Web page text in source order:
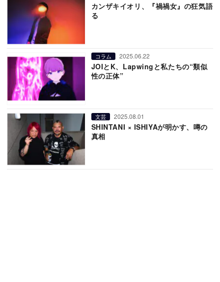
カンザキイオリ、『禍禍女』の狂気語
る
コラム 2025.06.22
JOIとK、Lapwingと私たちの“類似
性の正体”
文芸 2025.08.01
SHINTANI × ISHIYAが明かす、噂の
真相